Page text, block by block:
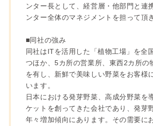
ンター長として、経営層・他部門と連
ンター全体のマネジメントを担って頂
■同社の強み
同社はITを活用した「植物工場」を全
つほか、5カ所の営業所、東西2カ所の
を有し、新鮮で美味しい野菜をお客様
います。
日本における発芽野菜、高成分野菜を
ケットを創ってきた会社であり、発芽
年々増加傾向にあります。その需要に